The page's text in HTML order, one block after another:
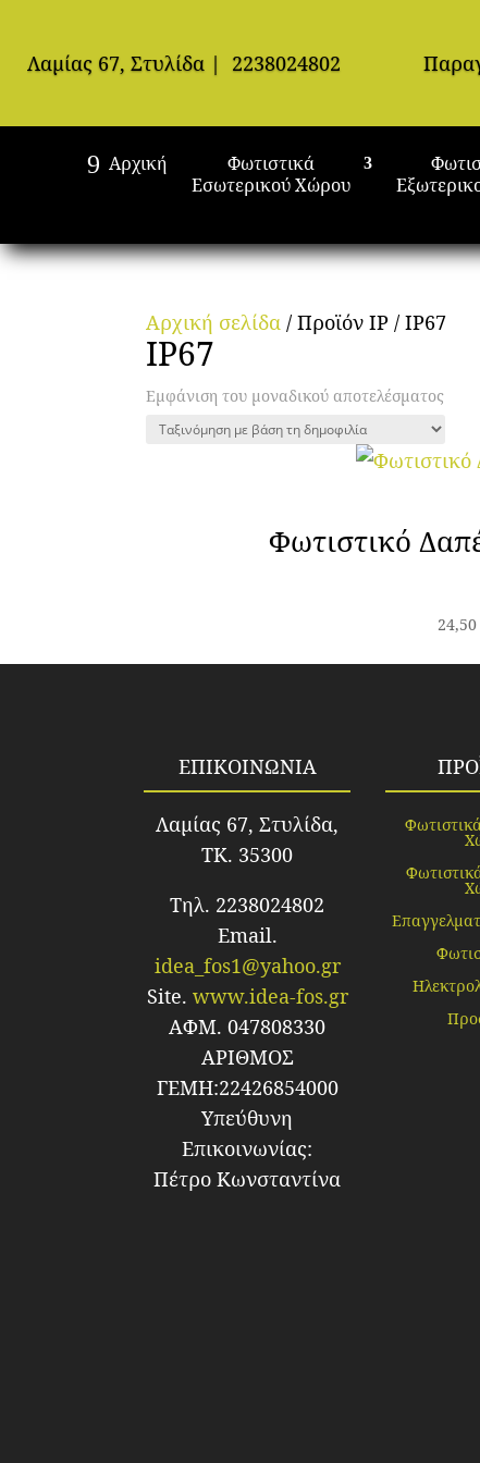
Λαμίας 67, Στυλίδα | 2238024802
Αρχική
Φωτιστικά
Εσωτερικού Χώρου
Αρχική σελίδα / Προϊόν IP / IP67
IP67
Εμφάνιση του μοναδικού αποτελέσματος
Φωτιστικό
24,50
ΕΠΙΚΟΙΝΩΝΙΑ
Λαμίας 67, Στυλίδα,
TK. 35300
Τηλ. 2238024802
Email.
idea_fos1@yahoo.gr
Site. www.idea-fos.gr
ΑΦΜ. 047808330
ΑΡΙΘΜΟΣ
ΓΕΜΗ:22426854000
Υπεύθυνη
Επικοινωνίας:
Πέτρο Κωνσταντίνα